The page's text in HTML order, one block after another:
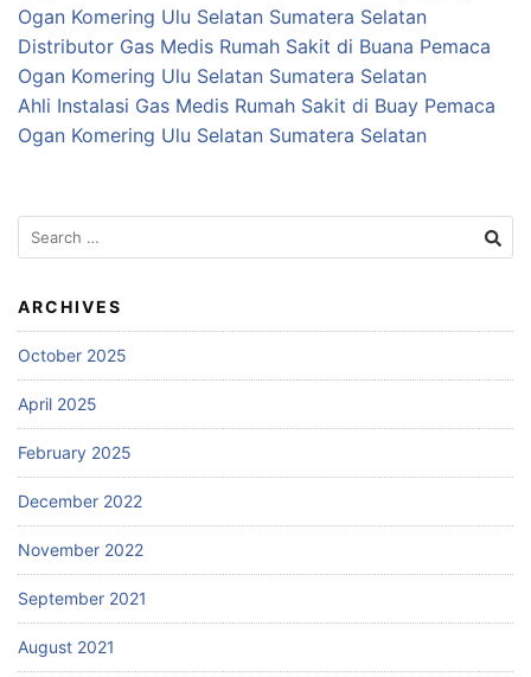
Ogan Komering Ulu Selatan Sumatera Selatan
Distributor Gas Medis Rumah Sakit di Buana Pemaca
Ogan Komering Ulu Selatan Sumatera Selatan
Ahli Instalasi Gas Medis Rumah Sakit di Buay Pemaca
Ogan Komering Ulu Selatan Sumatera Selatan
Search
for:
ARCHIVES
October 2025
April 2025
February 2025
December 2022
November 2022
September 2021
August 2021